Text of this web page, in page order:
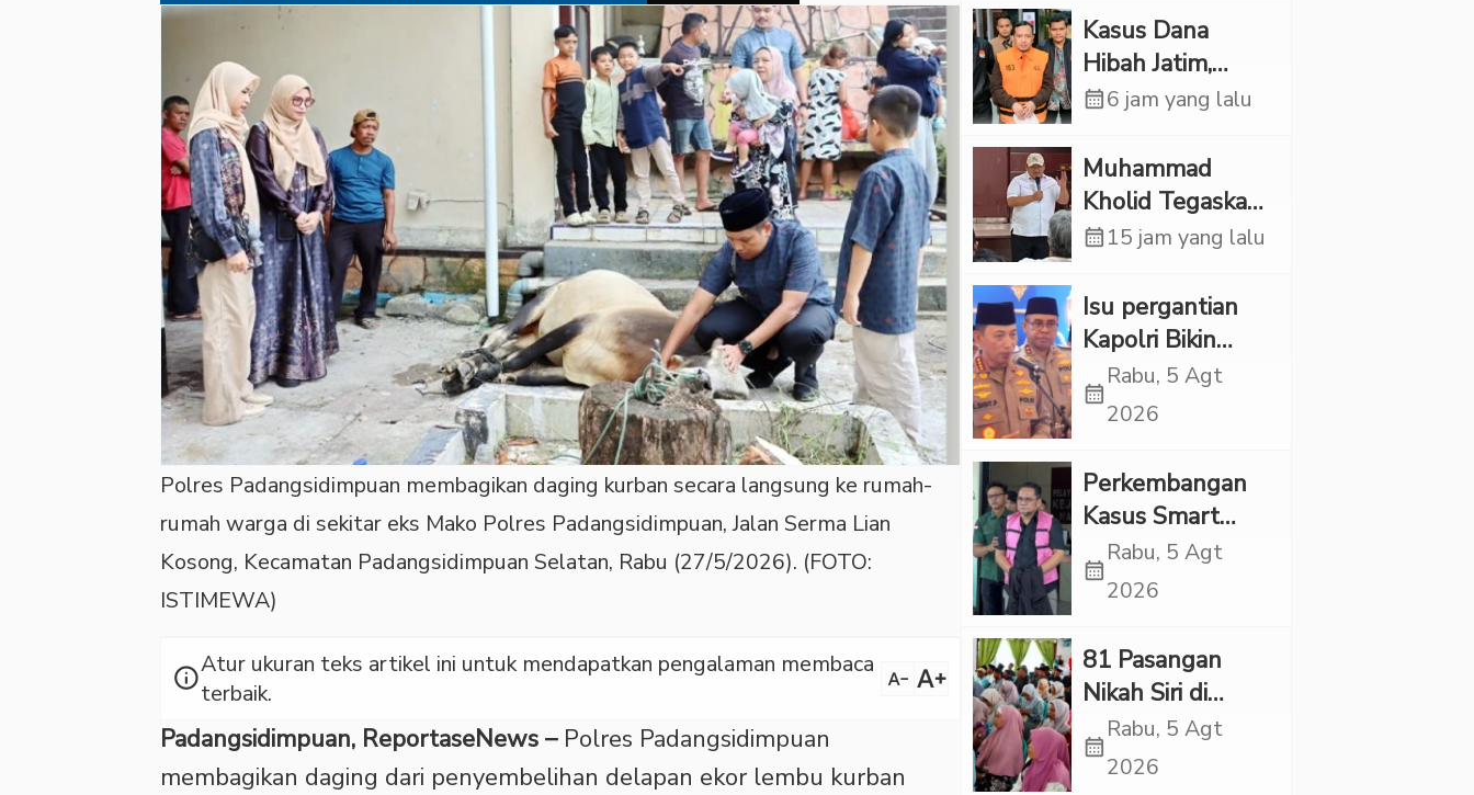
Polres Padangsidimpuan membagikan daging kurban secara langsung ke rumah-
rumah warga di sekitar eks Mako Polres Padangsidimpuan, Jalan Serma Lian
Kosong, Kecamatan Padangsidimpuan Selatan, Rabu (27/5/2026). (FOTO:
ISTIMEWA)
infoAtur ukuran teks artikel ini untuk mendapatkan pengalaman membaca
terbaik.
text_decrease text_increase
Padangsidimpuan, ReportaseNews – Polres Padangsidimpuan
membagikan daging dari penyembelihan delapan ekor lembu kurban
Pelaku Ditangkap
Kasus Dana
Hibah Jatim,
Siliwangi: Partai
Jawab Etik-Politik
calendar_month6 jam yang lalu
Muhammad
Kholid Tegaskan
Propaganda
Dilarang dan
Minta Negara
Melindungi
Korban
calendar_month15 jam yang lalu
Isu pergantian
Kapolri Bikin
Panas, JMP Puji
Respons Jenderal
“Adem”
calendar_month
Rabu, 5 Agt
2026
Perkembangan
Kasus Smart
Village, Jaksa
Kembali Periksa
calendar_month
Rabu, 5 Agt
2026
81 Pasangan
Nikah Siri di
Tapsel Ikuti
Sidang Isbat
calendar_month
Rabu, 5 Agt
2026